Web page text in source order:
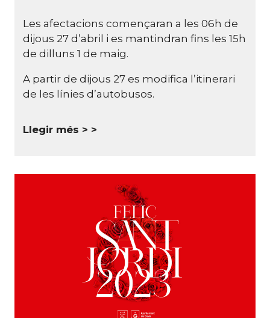
Les afectacions començaran a les 06h de
dijous 27 d’abril i es mantindran fins les 15h
de dilluns 1 de maig.
A partir de dijous 27 es modifica l’itinerari
de les línies d’autobusos.
Llegir més >